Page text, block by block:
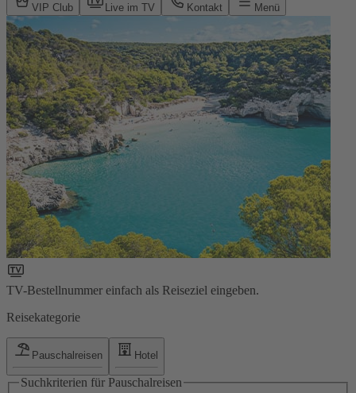
VIP Club Live im TV Kontakt Menü
TV-Bestellnummer einfach als Reiseziel eingeben.
Reisekategorie
Pauschalreisen Hotel
Suchkriterien für Pauschalreisen